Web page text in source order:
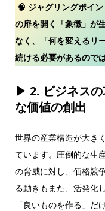
🧠 ジャグリングポイン
の扉を開く「象徴」が
なく、「何を変えるリ
続ける必要があるので
▶ 2. ビジネス
な価値の創出
世界の産業構造が大き
ています。圧倒的な生
の脅威に対し、価格競
る動きもまた、活発化
「良いものを作る」だ